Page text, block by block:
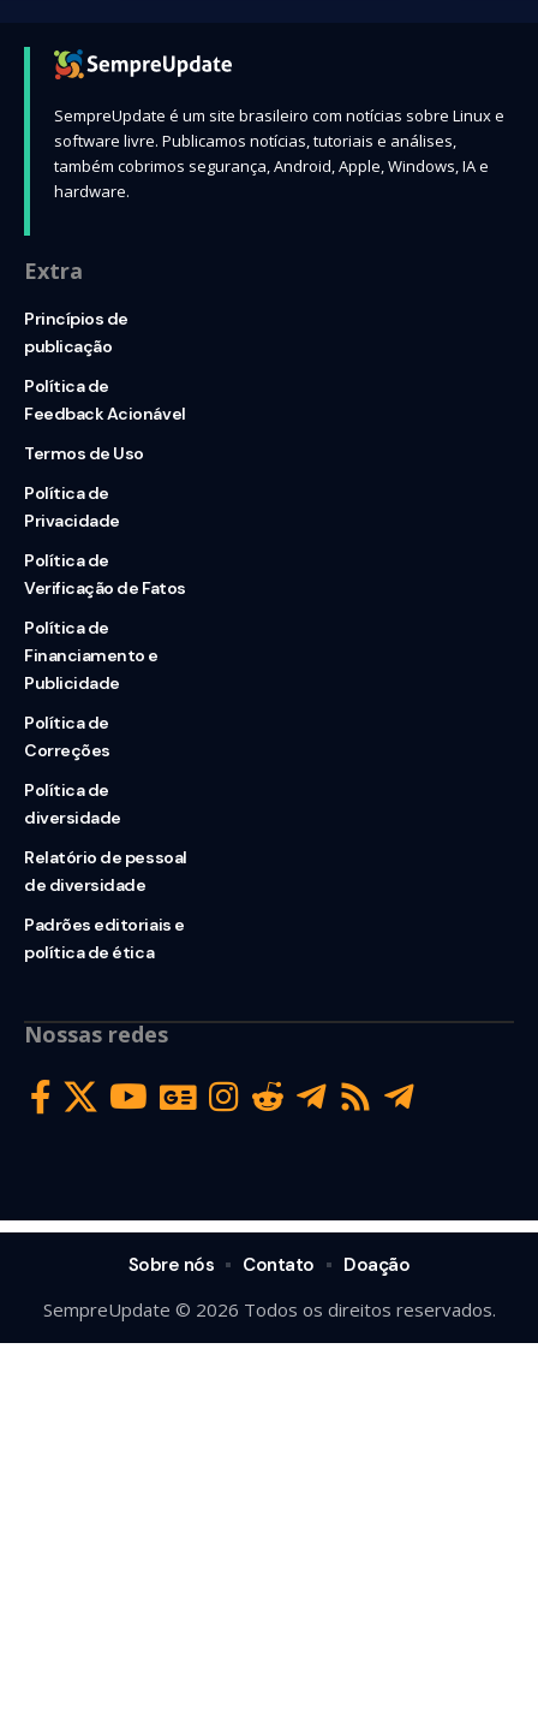
SempreUpdate é um site brasileiro com notícias sobre Linux e
software livre. Publicamos notícias, tutoriais e análises,
também cobrimos segurança, Android, Apple, Windows, IA e
hardware.
Extra
Princípios de
publicação
Política de
Feedback Acionável
Termos de Uso
Política de
Privacidade
Política de
Verificação de Fatos
Política de
Financiamento e
Publicidade
Política de
Correções
Política de
diversidade
Relatório de pessoal
de diversidade
Padrões editoriais e
política de ética
Nossas redes
SempreUpdate © 2026 Todos os direitos reservados.
Sobre nós Contato Doação